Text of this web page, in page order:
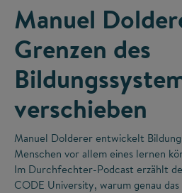
Manuel
Grenzen des
verschieben
Manuel Dolderer entwickelt
Menschen vor allem eines lernen
Im Durchfechter-Podcast erzählt
CODE University, warum genau das